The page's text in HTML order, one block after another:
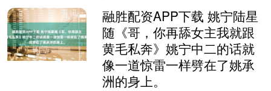
融胜配资APP下载 姚宁陆星
随《哥，你再舔女主我就跟
黄毛私奔》姚宁中二的话就
像一道惊雷一样劈在了姚承
洲的身上。